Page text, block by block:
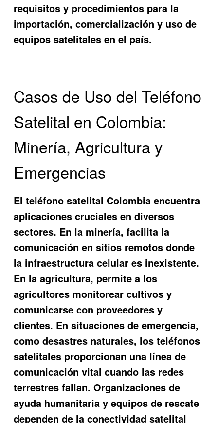
requisitos y procedimientos para la
importación, comercialización y uso de
equipos satelitales en el país.
Casos de Uso del Teléfono
Satelital en Colombia:
Minería, Agricultura y
Emergencias
Elteléfono satelital Colombia encuentra
aplicaciones cruciales en diversos
sectores. En la minería, facilita la
comunicación en sitios remotos donde
la infraestructura celular es inexistente.
En la agricultura, permite a los
agricultores monitorear cultivos y
comunicarse con proveedores y
clientes. En situaciones de emergencia,
como desastres naturales, los teléfonos
satelitales proporcionan una línea de
comunicación vital cuando las redes
terrestres fallan. Organizaciones de
ayuda humanitaria y equipos de rescate
dependen de la conectividad satelital